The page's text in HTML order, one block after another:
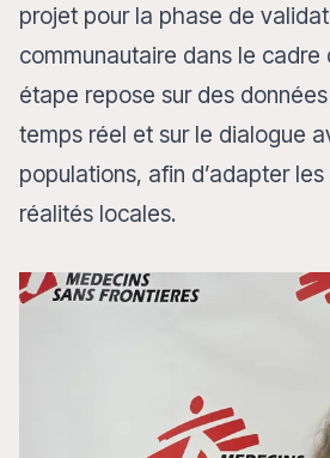
projet pour la phase de
communautaire dans le cadre
étape repose sur des
temps réel et sur le dialogue
populations, afin d’adapter
réalités locales.